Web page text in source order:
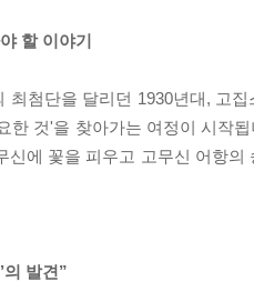
할 이야기
첨단을 달리던 1930년대, 고
것'을 찾아가는 여정이 시작
에 꽃을 피우고 고무신 어항
의 발견”